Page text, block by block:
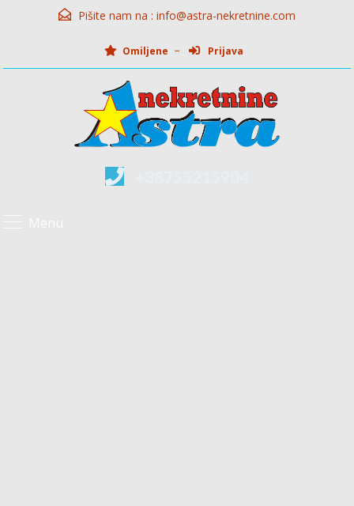
Pišite nam na : info@astra-nekretnine.com
Omiljene Prijava